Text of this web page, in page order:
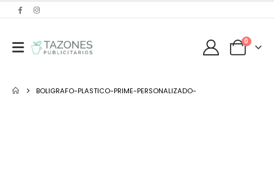
0
BOLIGRAFO-PLASTICO-PRIME-PERSONALIZADO-